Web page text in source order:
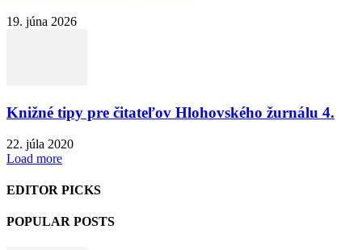
19. júna 2026
Knižné tipy pre čitateľov Hlohovského žurnálu 4.
22. júla 2020
Load more
EDITOR PICKS
POPULAR POSTS